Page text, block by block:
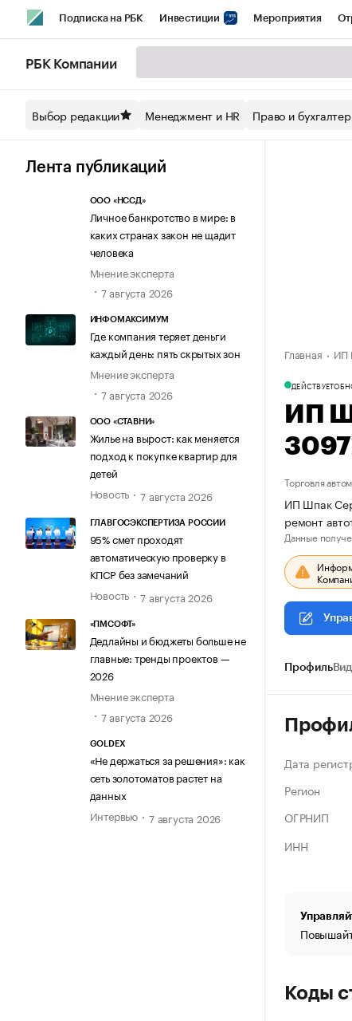
Подписка на РБК Инвестиции Мероприятия
Спецпроекты СПб Конференции СПб Спецпроекты
Технологии и медиа
РБК Компании
Выбор редакции Менеджмент и HR Право и
Лента публикаций
ООО «НССД»
Личное банкротство в мире: в
каких странах закон не щадит
человека
Мнение эксперта
7 августа 2026
ИНФОМАКСИМУМ
Где компания теряет деньги
каждый день: пять скрытых зон
Мнение эксперта
7 августа 2026
ООО «СТАВНИ»
Жилье на вырост: как меняется
подход к покупке квартир для
детей
Новость
7 августа 2026
ГЛАВГОСЭКСПЕРТИЗА РОССИИ
95% смет проходят
автоматическую проверку в
КПСР без замечаний
Новость
7 августа 2026
«ПМСОФТ»
Дедлайны и бюджеты больше не
главные: тренды проектов —
2026
Мнение эксперта
7 августа 2026
GOLDEX
«Не держаться за решения»: как
сеть золотоматов растет на
данных
Интервью
7 августа 2026
Главная ИП
ДЕЙСТВУЕТ
ИП
Торговля
ИП Шпак
ремонт
Данные
Профиль
Дата
Регион
ОГРНИП
ИНН
Коды